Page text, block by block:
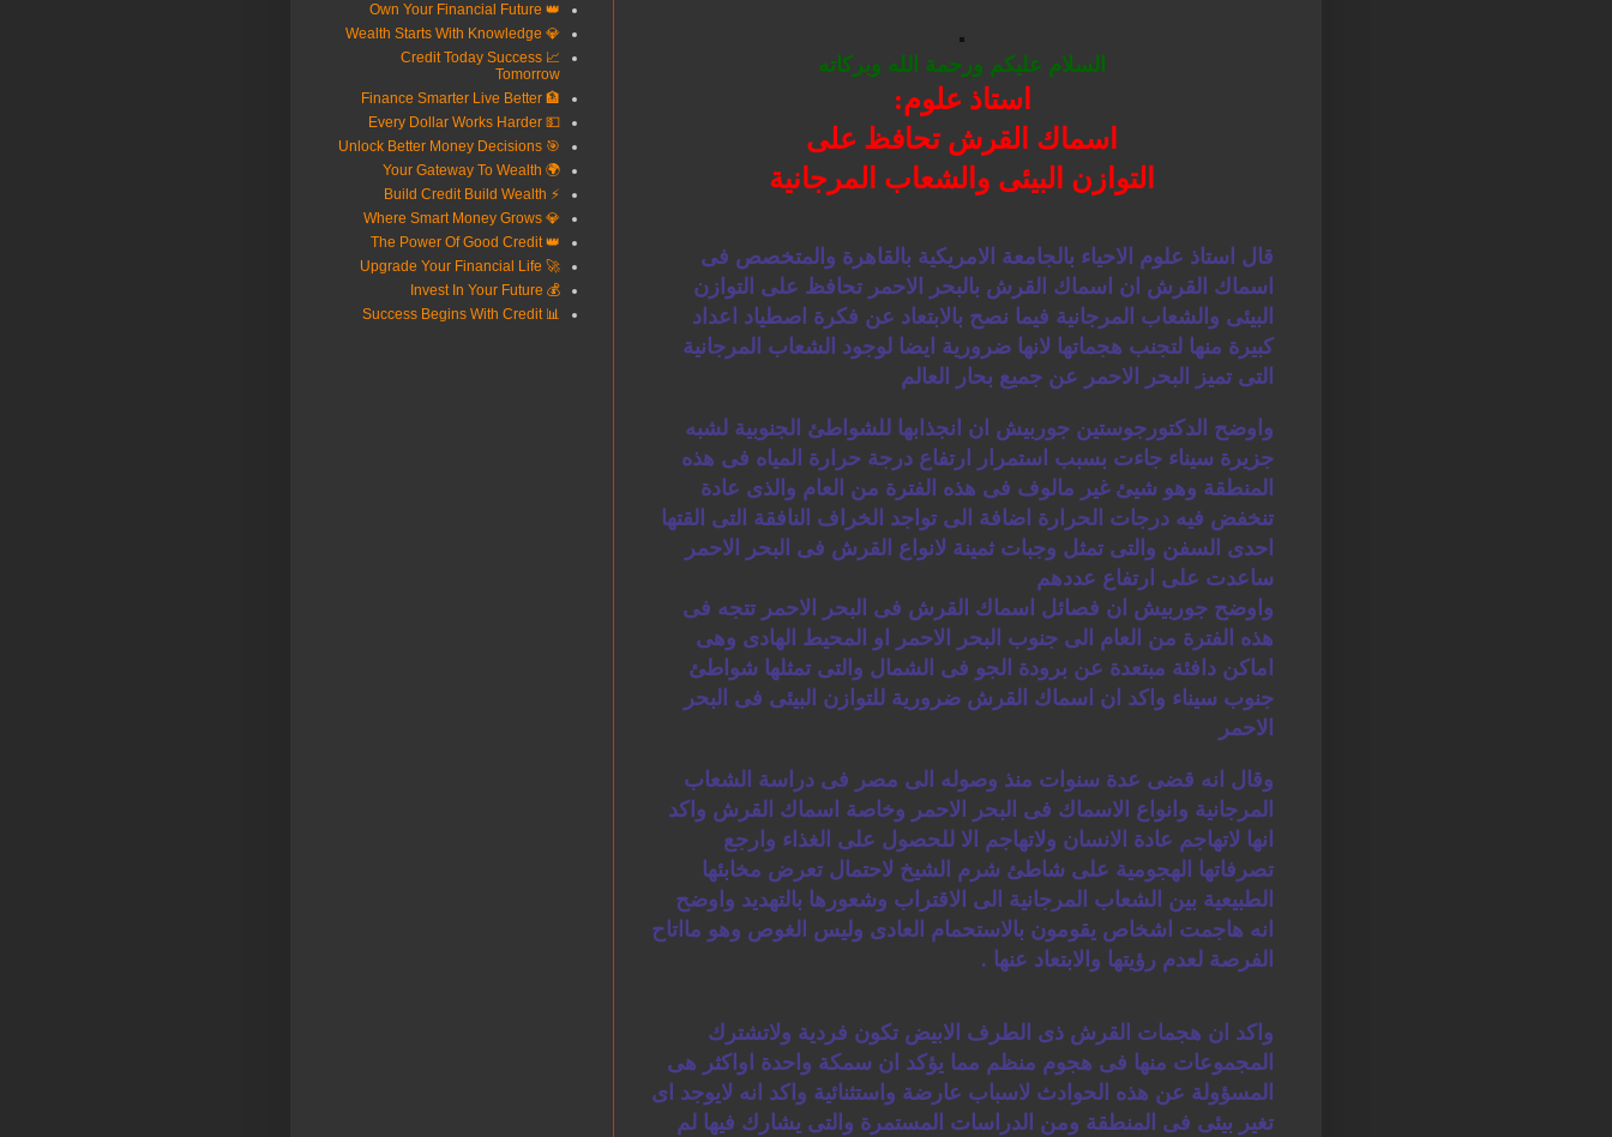
السلام عليكم ورحمة الله وبركاته
استاذ علوم:
اسماك القرش تحافظ على
التوازن البيئى والشعاب المرجانية
قال استاذ علوم الاحياء بالجامعة الامريكية بالقاهرة والمتخصص فى
اسماك القرش ان اسماك القرش بالبحر الاحمر تحافظ على التوازن
البيئى والشعاب المرجانية فيما نصح بالابتعاد عن فكرة اصطياد اعداد
كبيرة منها لتجنب هجماتها لانها ضرورية ايضا لوجود الشعاب المرجانية
التى تميز البحر الاحمر عن جميع بحار العالم
واوضح الدكتورجوستين جوربيش ان انجذابها للشواطئ الجنوبية لشبه
جزيرة سيناء جاءت بسبب استمرار ارتفاع درجة حرارة المياه فى هذه
المنطقة وهو شيئ غير مالوف فى هذه الفترة من العام والذى عادة
تنخفض فيه درجات الحرارة اضافة الى تواجد الخراف النافقة التى القتها
احدى السفن والتى تمثل وجبات ثمينة لانواع القرش فى البحر الاحمر
ساعدت على ارتفاع عددهم
واوضح جوربيش ان فصائل اسماك القرش فى البحر الاحمر تتجه فى
هذه الفترة من العام الى جنوب البحر الاحمر او المحيط الهادى وهى
اماكن دافئة مبتعدة عن برودة الجو فى الشمال والتى تمثلها شواطئ
جنوب سيناء واكد ان اسماك القرش ضرورية للتوازن البيئى فى البحر
الاحمر
وقال انه قضى عدة سنوات منذ وصوله الى مصر فى دراسة الشعاب
المرجانية وانواع الاسماك فى البحر الاحمر وخاصة اسماك القرش واكد
انها لاتهاجم عادة الانسان ولاتهاجم الا للحصول على الغذاء وارجع
تصرفاتها الهجومية على شاطئ شرم الشيخ لاحتمال تعرض مخابئها
الطبيعية بين الشعاب المرجانية الى الاقتراب وشعورها بالتهديد واوضح
انه هاجمت اشخاص يقومون بالاستحمام العادى وليس الغوص وهو مااتاح
الفرصة لعدم رؤيتها والابتعاد عنها .
واكد ان هجمات القرش ذى الطرف الابيض تكون فردية ولاتشترك
المجموعات منها فى هجوم منظم مما يؤكد ان سمكة واحدة اواكثر هى
المسؤولة عن هذه الحوادث لاسباب عارضة واستثنائية واكد انه لايوجد اى
تغير بيئى فى المنطقة ومن الدراسات المستمرة والتى يشارك فيها لم
👑 Own Your Financial Future
💎 Wealth Starts With Knowledge
📈 Credit Today Success
Tomorrow
🏦 Finance Smarter Live Better
💵 Every Dollar Works Harder
🎯 Unlock Better Money Decisions
🌍 Your Gateway To Wealth
⚡ Build Credit Build Wealth
💎 Where Smart Money Grows
👑 The Power Of Good Credit
🚀 Upgrade Your Financial Life
💰 Invest In Your Future
📊 Success Begins With Credit